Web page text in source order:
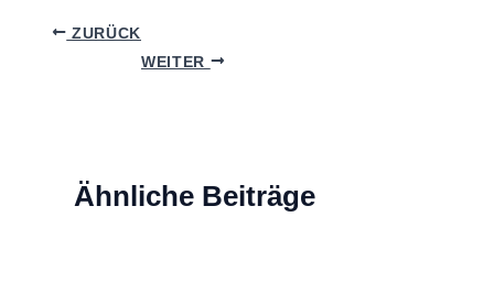
ZURÜCK
WEITER
Ähnliche Beiträge